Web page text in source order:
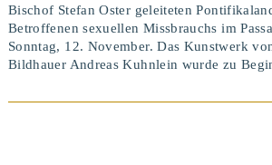
Bischof Stefan Oster geleiteten
Betroffenen sexuellen Missbrauchs im
Sonntag, 12. November. Das Kunstwerk
Bildhauer Andreas Kuhnlein wurde zu